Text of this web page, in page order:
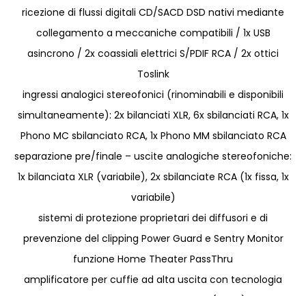
ricezione di flussi digitali CD/SACD DSD nativi mediante
collegamento a meccaniche compatibili / 1x USB
asincrono / 2x coassiali elettrici S/PDIF RCA / 2x ottici
Toslink
ingressi analogici stereofonici (rinominabili e disponibili
simultaneamente): 2x bilanciati XLR, 6x sbilanciati RCA, 1x
Phono MC sbilanciato RCA, 1x Phono MM sbilanciato RCA
separazione pre/finale – uscite analogiche stereofoniche:
1x bilanciata XLR (variabile), 2x sbilanciate RCA (1x fissa, 1x
variabile)
sistemi di protezione proprietari dei diffusori e di
prevenzione del clipping Power Guard e Sentry Monitor
funzione Home Theater PassThru
amplificatore per cuffie ad alta uscita con tecnologia